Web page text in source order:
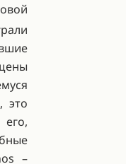
это
–